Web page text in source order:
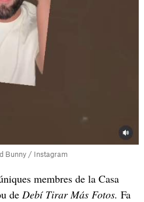
Bunny / Instagram
membres de la Casa
de Debí Tirar Más Fotos. Fa